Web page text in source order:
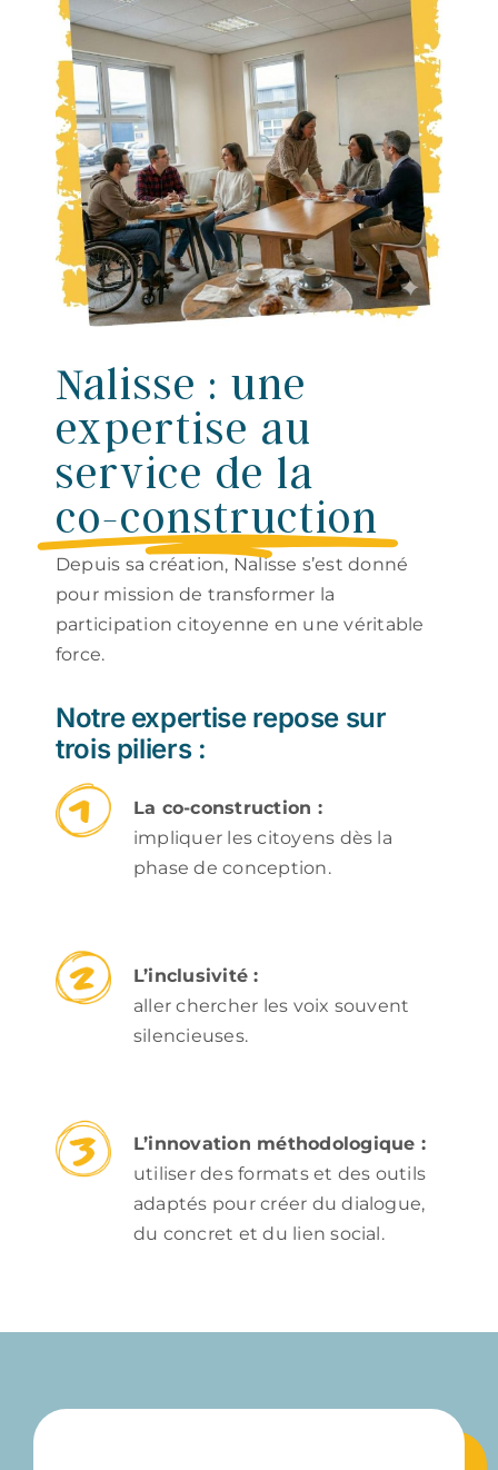
Nalisse : une
expertise au
service de la
co-construction
Depuis sa création, Nalisse s’est donné
pour mission de transformer la
participation citoyenne en une véritable
force.
Notre expertise repose sur
trois piliers :
La co-construction :
impliquer les citoyens dès la
phase de conception.
L’inclusivité :
aller chercher les voix souvent
silencieuses.
L’innovation méthodologique :
utiliser des formats et des outils
adaptés pour créer du dialogue,
du concret et du lien social.